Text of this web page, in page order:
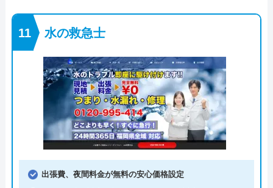
水の救急士
出張費、夜間料金が無料の安心価格設定